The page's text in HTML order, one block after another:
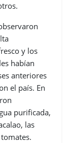
y los
habían
anteriores
el país. En
purificada,
las